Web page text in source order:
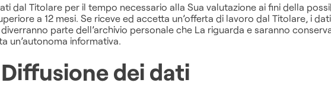
dal Titolare per il tempo necessario alla Sua valutazione ai fini della
a 12 mesi. Se riceve ed accetta un’offerta di lavoro dal Titolare, i
parte dell’archivio personale che La riguarda e saranno
un’autonoma informativa.
dei dati